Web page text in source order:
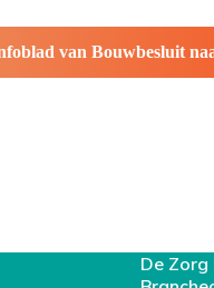
van Bouwbesluit
De